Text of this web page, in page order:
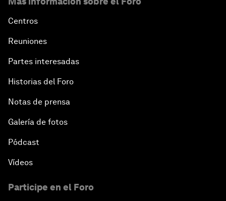
Centros
Reuniones
Partes interesadas
Historias del Foro
Notas de prensa
Galería de fotos
Pódcast
Vídeos
Participe en el Foro